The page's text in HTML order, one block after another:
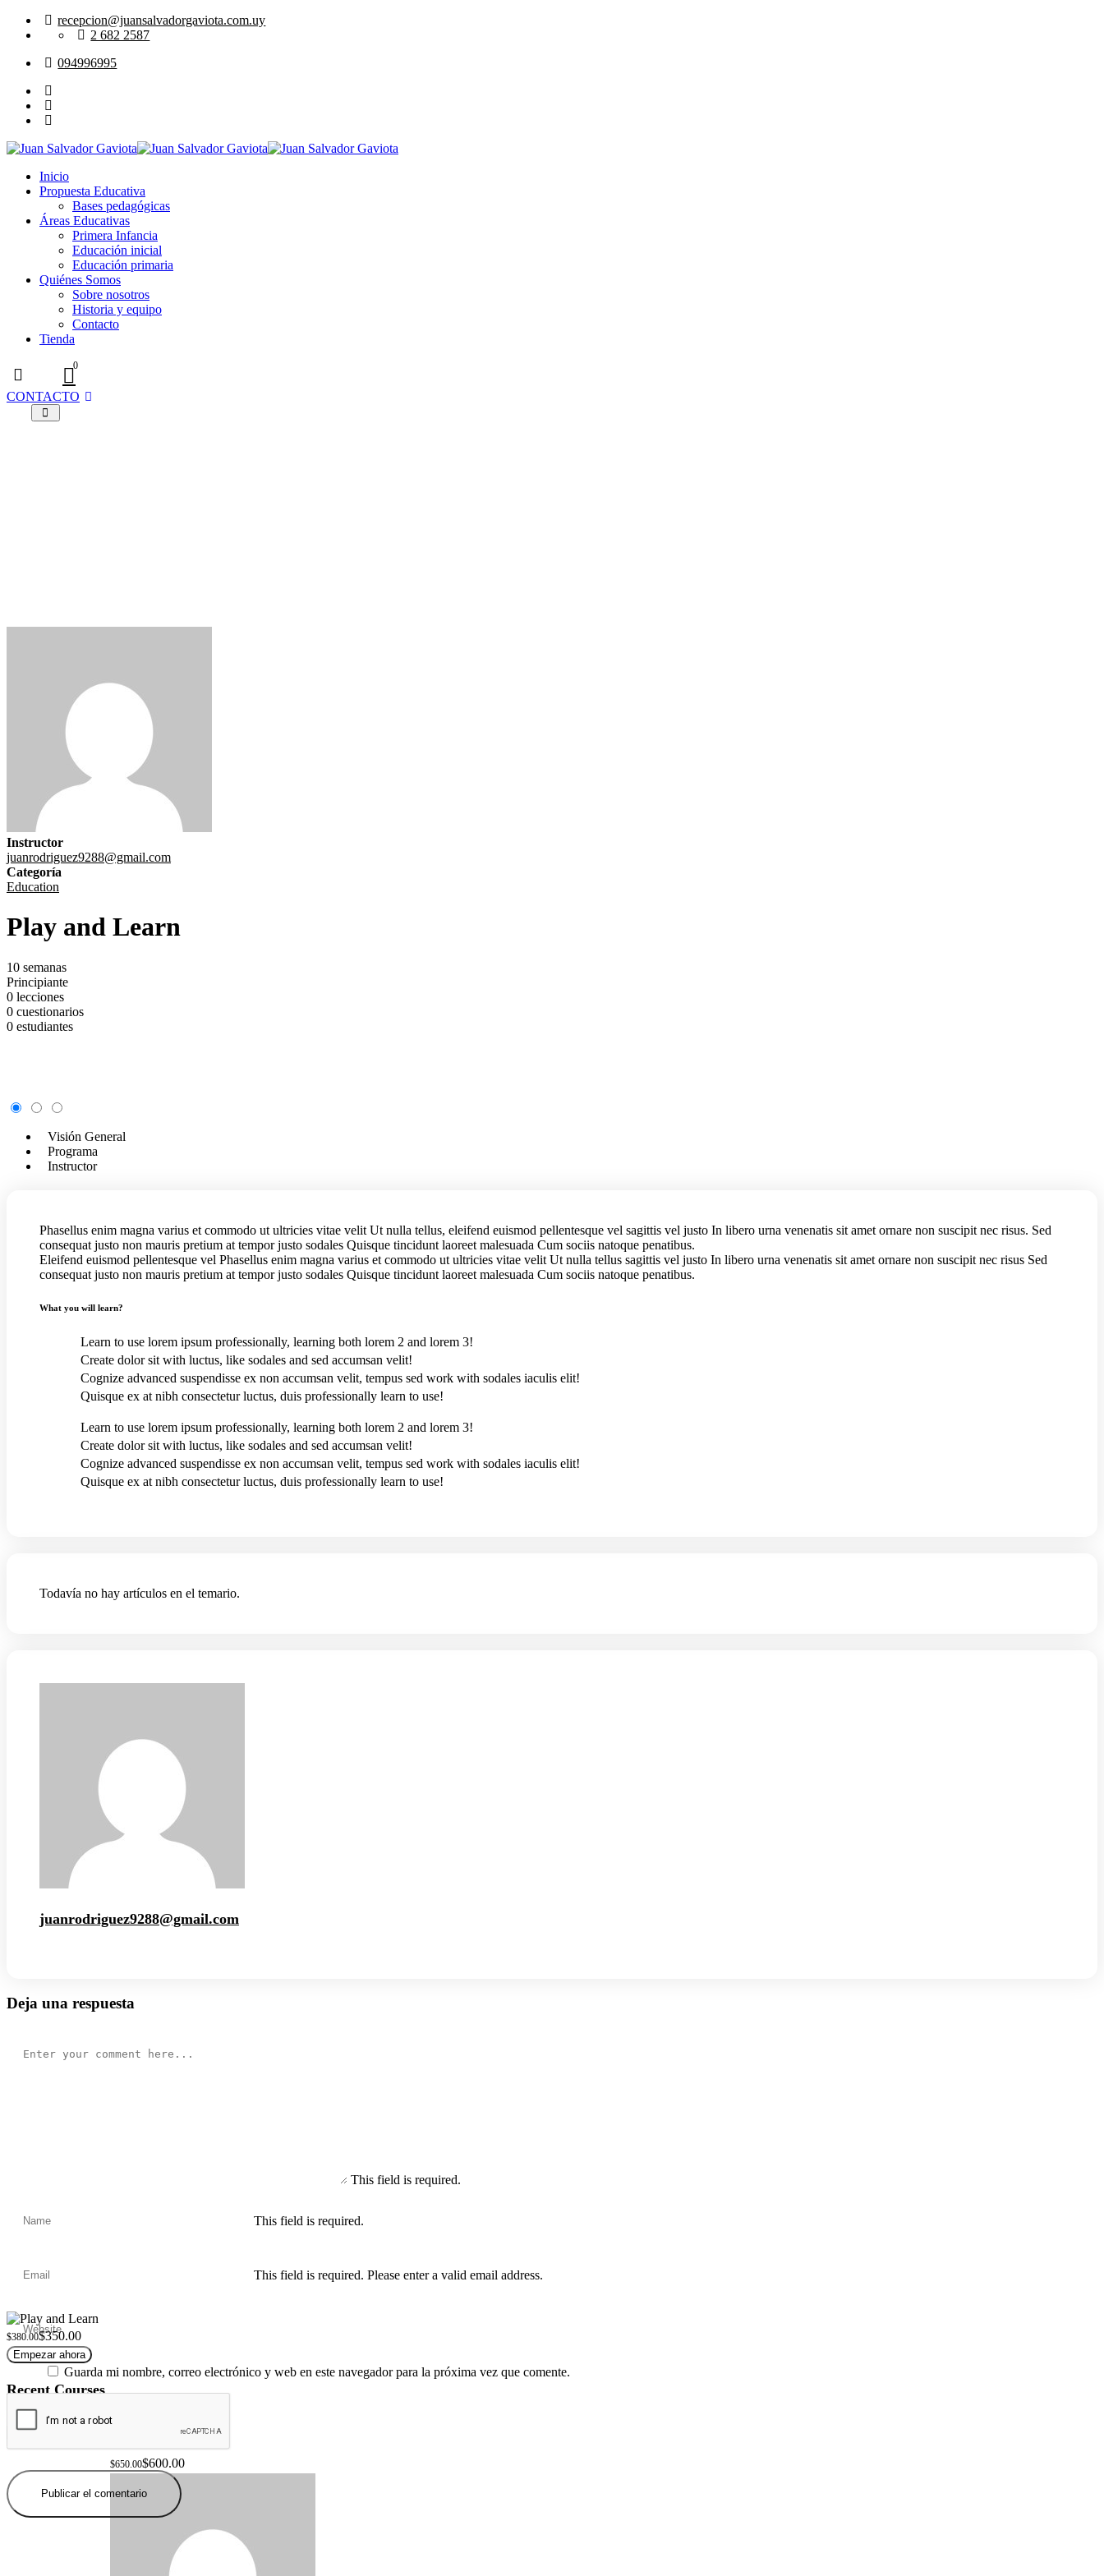
Skip
recepcion@juansalvadorgaviota.com.uy
2 682 2587
094996995
Inicio
Propuesta Educativa
Bases pedagógicas
Áreas Educativas
Primera Infancia
Educación inicial
Educación primaria
Quiénes Somos
Sobre nosotros
Historia y equipo
Contacto
Tienda
0
CONTACTO
Instructor
juanrodriguez9288@gmail.com
Categoría
Education
Play and Learn
10 semanas
Principiante
0 lecciones
0 cuestionarios
0 estudiantes
Visión General
Programa
Instructor
Phasellus enim magna varius et commodo ut ultricies vitae velit Ut nulla tellus, eleifend euismod pellentesque vel sagittis vel justo In libero urna venenatis sit amet ornare non suscipit nec risus. Sed
consequat justo non mauris pretium at tempor justo sodales Quisque tincidunt laoreet malesuada Cum sociis natoque penatibus.
Eleifend euismod pellentesque vel Phasellus enim magna varius et commodo ut ultricies vitae velit Ut nulla tellus sagittis vel justo In libero urna venenatis sit amet ornare non suscipit nec risus Sed
consequat justo non mauris pretium at tempor justo sodales Quisque tincidunt laoreet malesuada Cum sociis natoque penatibus.
What you will learn?
Learn to use lorem ipsum professionally, learning both lorem 2 and lorem 3!
Create dolor sit with luctus, like sodales and sed accumsan velit!
Cognize advanced suspendisse ex non accumsan velit, tempus sed work with sodales iaculis elit!
Quisque ex at nibh consectetur luctus, duis professionally learn to use!
Learn to use lorem ipsum professionally, learning both lorem 2 and lorem 3!
Create dolor sit with luctus, like sodales and sed accumsan velit!
Cognize advanced suspendisse ex non accumsan velit, tempus sed work with sodales iaculis elit!
Quisque ex at nibh consectetur luctus, duis professionally learn to use!
Todavía no hay artículos en el temario.
juanrodriguez9288@gmail.com
Deja una respuesta
This field is required.
This field is required.
This field is required. Please enter a valid email address.
Guarda mi nombre, correo electrónico y web en este navegador para la próxima vez que comente.
$380.00$350.00
Empezar ahora
Recent Courses
Maths Classes
$650.00$600.00